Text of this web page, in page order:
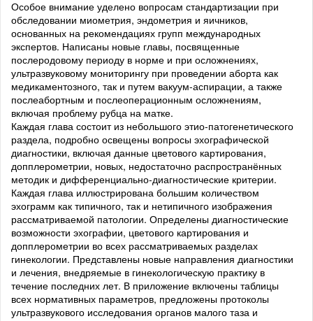
Особое внимание уделено вопросам стандартизации при
обследовании миометрия, эндометрия и яичников,
основанных на рекомендациях групп международных
экспертов. Написаны новые главы, посвященные
послеродовому периоду в норме и при осложнениях,
ультразвуковому мониторингу при проведении аборта как
медикаментозного, так и путем вакуум-аспирации, а также
послеабортным и послеоперационным осложнениям,
включая проблему рубца на матке.
Каждая глава состоит из небольшого этио-патогенетического
раздела, подробно освещены вопросы эхографической
диагностики, включая данные цветового картирования,
допплерометрии, новых, недостаточно распространённых
методик и дифференциально-диагностические критерии.
Каждая глава иллюстрирована большим количеством
эхограмм как типичного, так и нетипичного изображения
рассматриваемой патологии. Определены диагностические
возможности эхографии, цветового картирования и
допплерометрии во всех рассматриваемых разделах
гинекологии. Представлены новые направления диагностики
и лечения, внедряемые в гинекологическую практику в
течение последних лет. В приложение включены таблицы
всех нормативных параметров, предложены протоколы
ультразвукового исследования органов малого таза и